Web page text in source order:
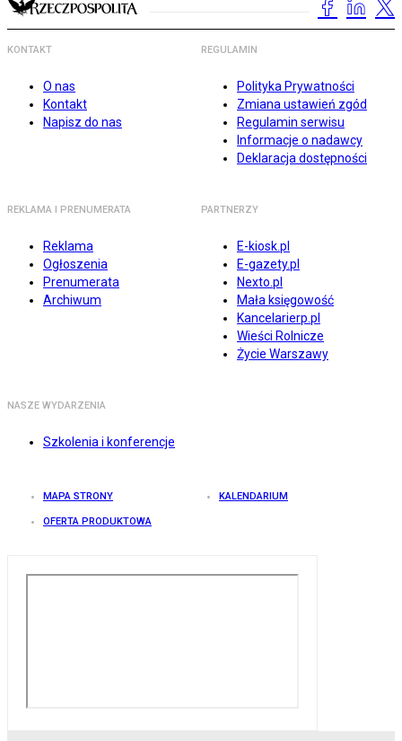
KONTAKT
O nas
Kontakt
Napisz do nas
REGULAMIN
Polityka Prywatności
Zmiana ustawień zgód
Regulamin serwisu
Informacje o nadawcy
Deklaracja dostępności
REKLAMA I PRENUMERATA
Reklama
Ogłoszenia
Prenumerata
Archiwum
PARTNERZY
E-kiosk.pl
E-gazety.pl
Nexto.pl
Mała księgowość
Kancelarierp.pl
Wieści Rolnicze
Życie Warszawy
NASZE WYDARZENIA
Szkolenia i konferencje
MAPA STRONY KALENDARIUM
OFERTA PRODUKTOWA